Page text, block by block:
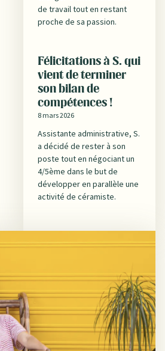
de travail tout en restant
proche de sa passion.
Félicitations à S. qui
vient de terminer
son bilan de
compétences !
8 mars 2026
Assistante administrative, S.
a décidé de rester à son
poste tout en négociant un
4/5ème dans le but de
développer en parallèle une
activité de céramiste.